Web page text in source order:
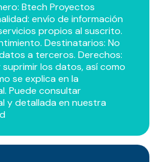
Btech Proyectos
envío de información
propios al suscrito.
Destinatarios: No
a terceros. Derechos:
los datos, así como
se explica en la
Puede consultar
y detallada en nuestra